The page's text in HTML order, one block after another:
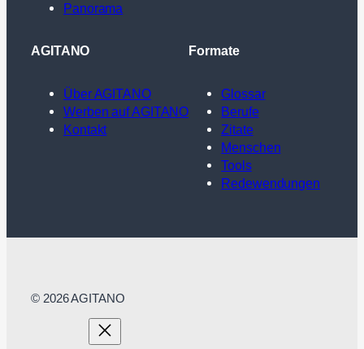
Panorama
AGITANO
Über AGITANO
Werben auf AGITANO
Kontakt
Formate
Glossar
Berufe
Zitate
Menschen
Tools
Redewendungen
© 2026 AGITANO